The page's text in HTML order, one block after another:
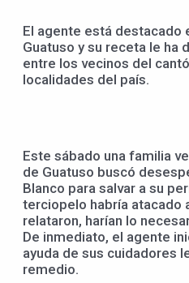
El agente está destacado
Guatuso y su receta le ha
entre los vecinos del
localidades del país.
Este sábado una familia
de Guatuso buscó
Blanco para salvar a su
terciopelo habría atacado
relataron, harían lo
De inmediato, el agente
ayuda de sus cuidadores
remedio.